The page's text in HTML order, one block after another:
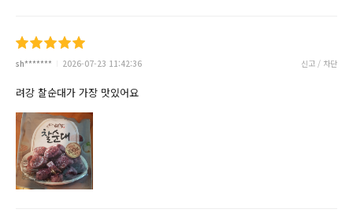
sh******* 2026-07-23 11:42:36 신고 / 차단
려강 찰순대가 가장 맛있어요